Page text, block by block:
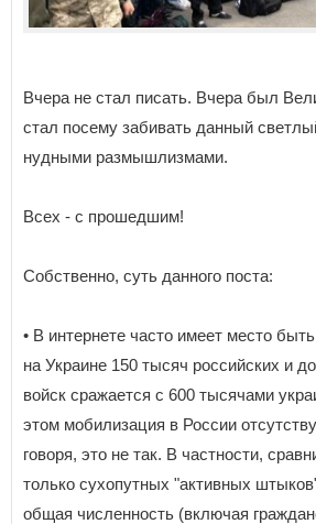
Вчера не стал писать. Вчера был
стал посему забивать данный
нудными размышлизмами.
Всех - с прошедшим!
Собственно, суть данного поста:
• В интернете часто имеет место
на Украине 150 тысяч российских и
войск сражается с 600 тысячами
этом мобилизация в России
говоря, это не так. В частности,
только сухопутных "активных
общая численность (включая